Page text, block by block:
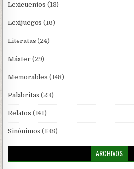
Lexicuentos (18)
Lexijuegos (16)
Literatas (24)
Máster (29)
Memorables (148)
Palabritas (23)
Relatos (141)
Sinónimos (138)
ARCHIVOS